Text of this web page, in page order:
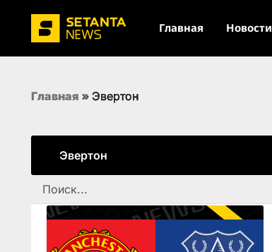
Главная Новости
Главная » Эвертон
Эвертон